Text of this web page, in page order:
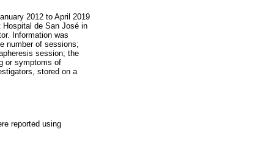
2012 to April 2019
Hospital de San José in
Information was
number of sessions;
session; the
or symptoms of
stored on a
reported using